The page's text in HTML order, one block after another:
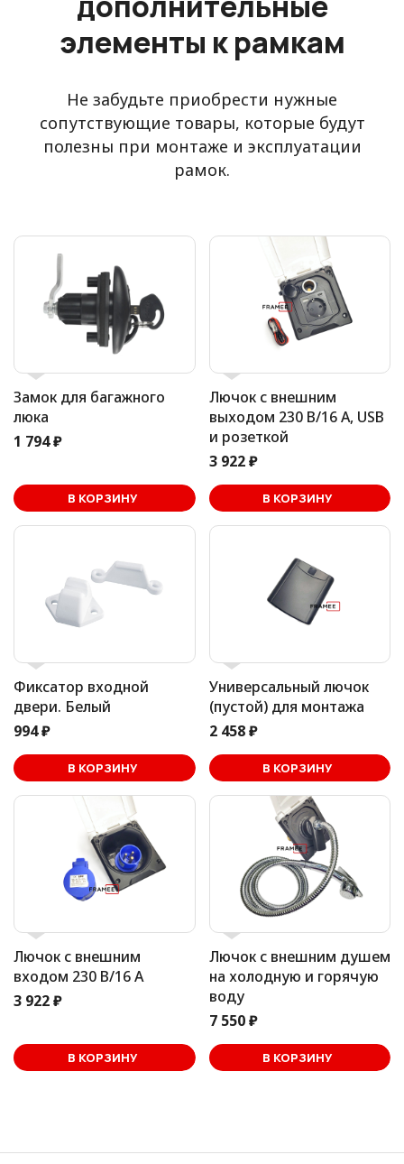
элементы к рамкам
Не забудьте приобрести нужные
сопутствующие товары, которые будут
полезны при монтаже и эксплуатации
рамок.
Замок для багажного
люка
1 794 ₽
В КОРЗИНУ
Лючок с внешним
выходом 230 В/16 А, USB
и розеткой
3 922 ₽
В КОРЗИНУ
В корзине
Фиксатор входной
двери. Белый
994 ₽
В КОРЗИНУ
Универсальный лючок
(пустой) для монтажа
2 458 ₽
В КОРЗИНУ
В корзине
Лючок с внешним
входом 230 В/16 А
3 922 ₽
В КОРЗИНУ
Лючок с внешним душем
на холодную и горячую
воду
7 550 ₽
В КОРЗИНУ
В корзине